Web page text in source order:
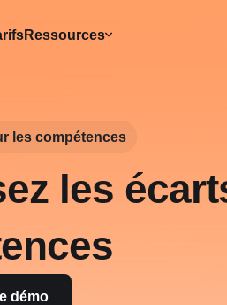
Ressources
les compétences
les
démo